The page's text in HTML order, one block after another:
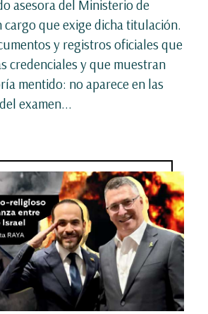
asesora del Ministerio de
que exige dicha titulación.
y registros oficiales que
credenciales y que muestran
mentido: no aparece en las
examen...